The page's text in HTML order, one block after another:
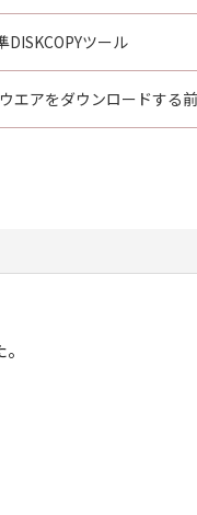
DISKCOPYツール
エアをダウンロードする